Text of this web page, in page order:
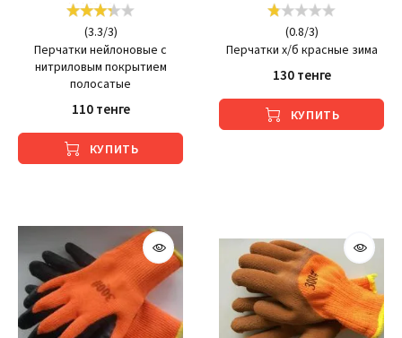
(3.3/3)
Перчатки нейлоновые с
нитриловым покрытием
полосатые
110 тенге
КУПИТЬ
(0.8/3)
Перчатки х/б красные зима
130 тенге
КУПИТЬ